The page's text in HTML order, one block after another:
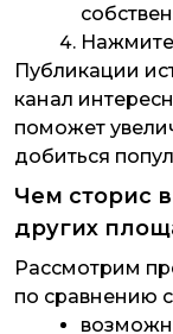
Нажмите
Публикации
канал
поможет
добиться
Чем сторис
других
Рассмотрим
по сравнению